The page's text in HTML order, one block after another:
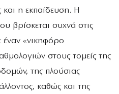
η εκπαίδευση. Η
βρίσκεται συχνά στις
έναν «νικηφόρο
στους τομείς της
της πλούσιας
καθώς και της